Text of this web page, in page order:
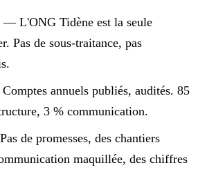
— L'ONG Tidène est la seule
Pas de sous-traitance, pas
annuels publiés, audités. 85
3 % communication.
de promesses, des chantiers
maquillée, des chiffres